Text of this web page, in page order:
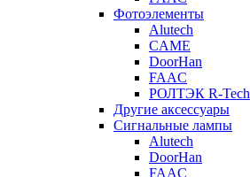
Фотоэлементы
Alutech
CAME
DoorHan
FAAC
РОЛТЭК R-Tech
Другие аксессуары
Сигнальные лампы
Alutech
DoorHan
FAAC